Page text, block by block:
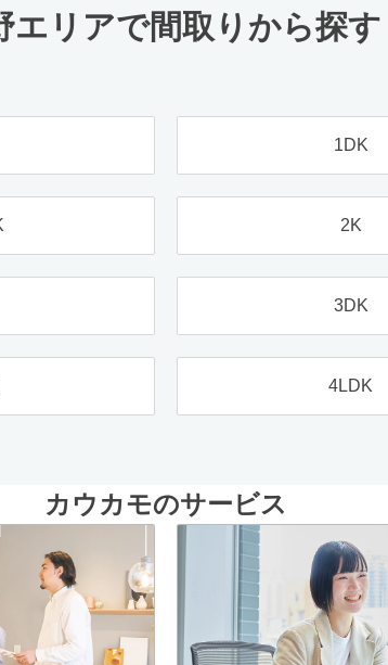
エリアで間取りから探す
1DK
2K
3DK
4LDK
カウカモのサービス